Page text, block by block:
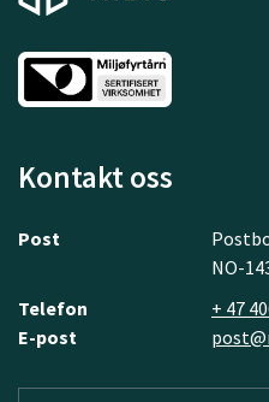
Kontakt oss
Post
NO-
Telefon
+ 47
E-post